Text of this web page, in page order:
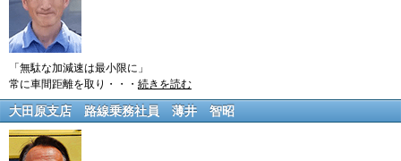
「無駄な加減速は最小限に」
常に車間距離を取り・・・ 続きを読む
大田原支店 路線乗務社員 薄井 智昭